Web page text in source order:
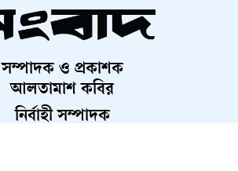
চলছে
মোমিন-শান্তাসহ ৬ নেতাকর্মীকে
কারাগারে পাঠানোর আবেদন, হতে
পারে রিমান্ড
সম্পাদক ও প্রকাশক
আলতামাশ কবির
নির্বাহী সম্পাদক